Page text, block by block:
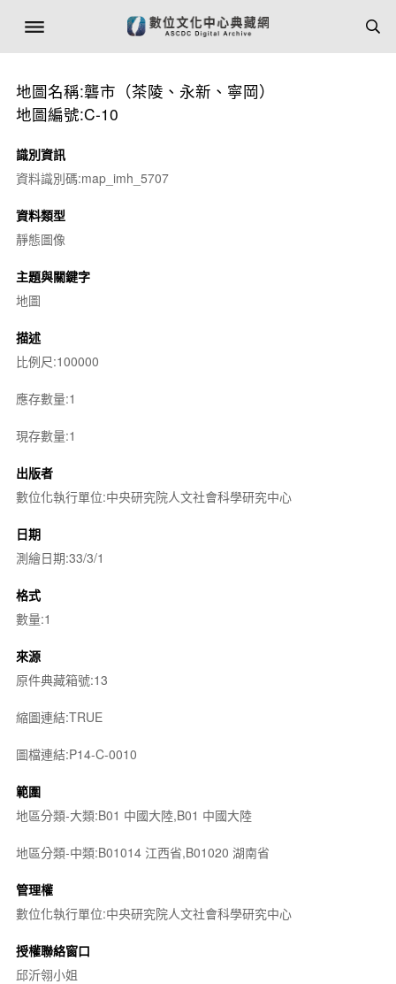
地圖名稱:礱市（茶陵、永新、寧岡）
地圖編號:C-10
識別資訊
資料識別碼:map_imh_5707
資料類型
靜態圖像
主題與關鍵字
地圖
描述
比例尺:100000
應存數量:1
現存數量:1
出版者
數位化執行單位:中央研究院人文社會科學研究中心
日期
測繪日期:33/3/1
格式
數量:1
來源
原件典藏箱號:13
縮圖連結:TRUE
圖檔連結:P14-C-0010
範圍
地區分類-大類:B01 中國大陸,B01 中國大陸
地區分類-中類:B01014 江西省,B01020 湖南省
管理權
數位化執行單位:中央研究院人文社會科學研究中心
授權聯絡窗口
邱沂翎小姐